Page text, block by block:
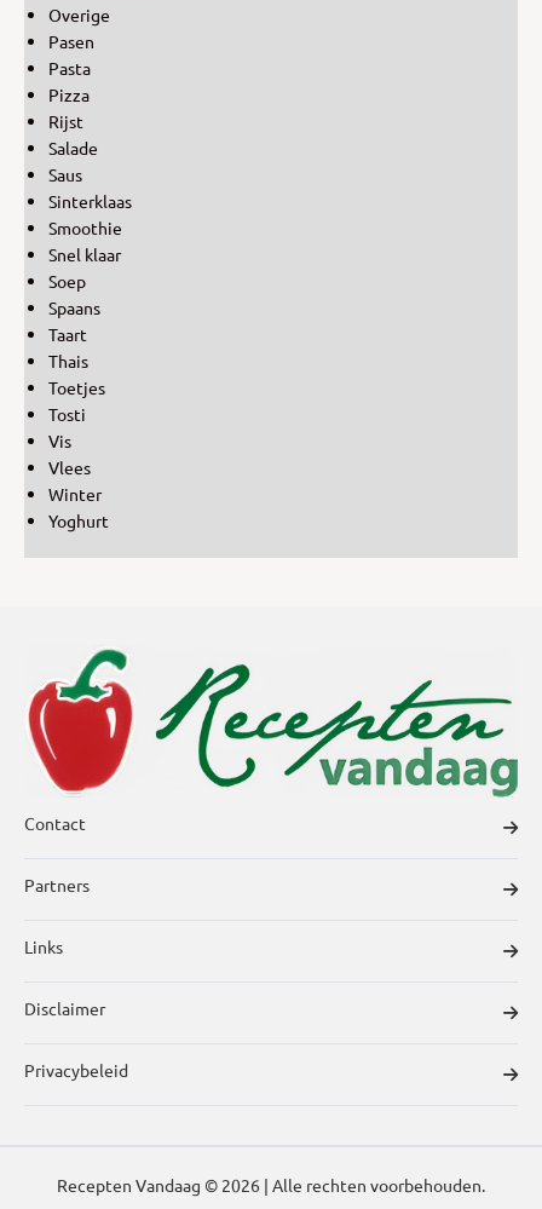
Overige
Pasen
Pasta
Pizza
Rijst
Salade
Saus
Sinterklaas
Smoothie
Snel klaar
Soep
Spaans
Taart
Thais
Toetjes
Tosti
Vis
Vlees
Winter
Yoghurt
Contact
Partners
Links
Disclaimer
Privacybeleid
Recepten Vandaag © 2026 | Alle rechten voorbehouden.